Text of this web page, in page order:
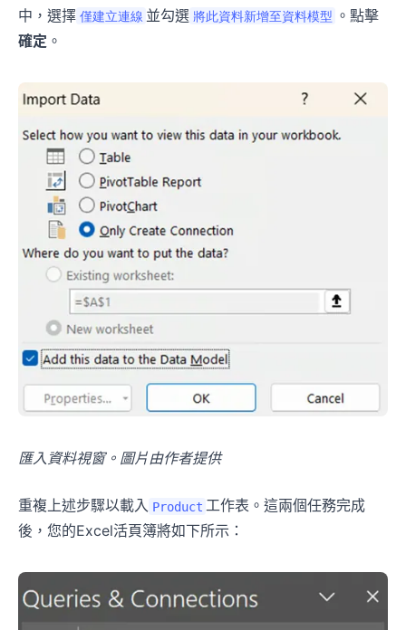
中，選擇 僅建立連線 並勾選 將此資料新增至資料模型 。點擊
確定 。
匯入資料視窗。圖片由作者提供
重複上述步驟以載入 Product 工作表。這兩個任務完成
後，您的Excel活頁簿將如下所示：